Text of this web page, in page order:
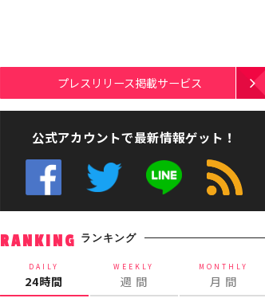
プレスリリース掲載サービス
公式アカウントで最新情報ゲット！
RANKING ランキング
DAILY
24時間
WEEKLY
週 間
MONTHLY
月 間